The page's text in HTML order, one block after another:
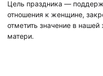
Цель праздника —
отношения к женщине,
отметить значение в
матери.